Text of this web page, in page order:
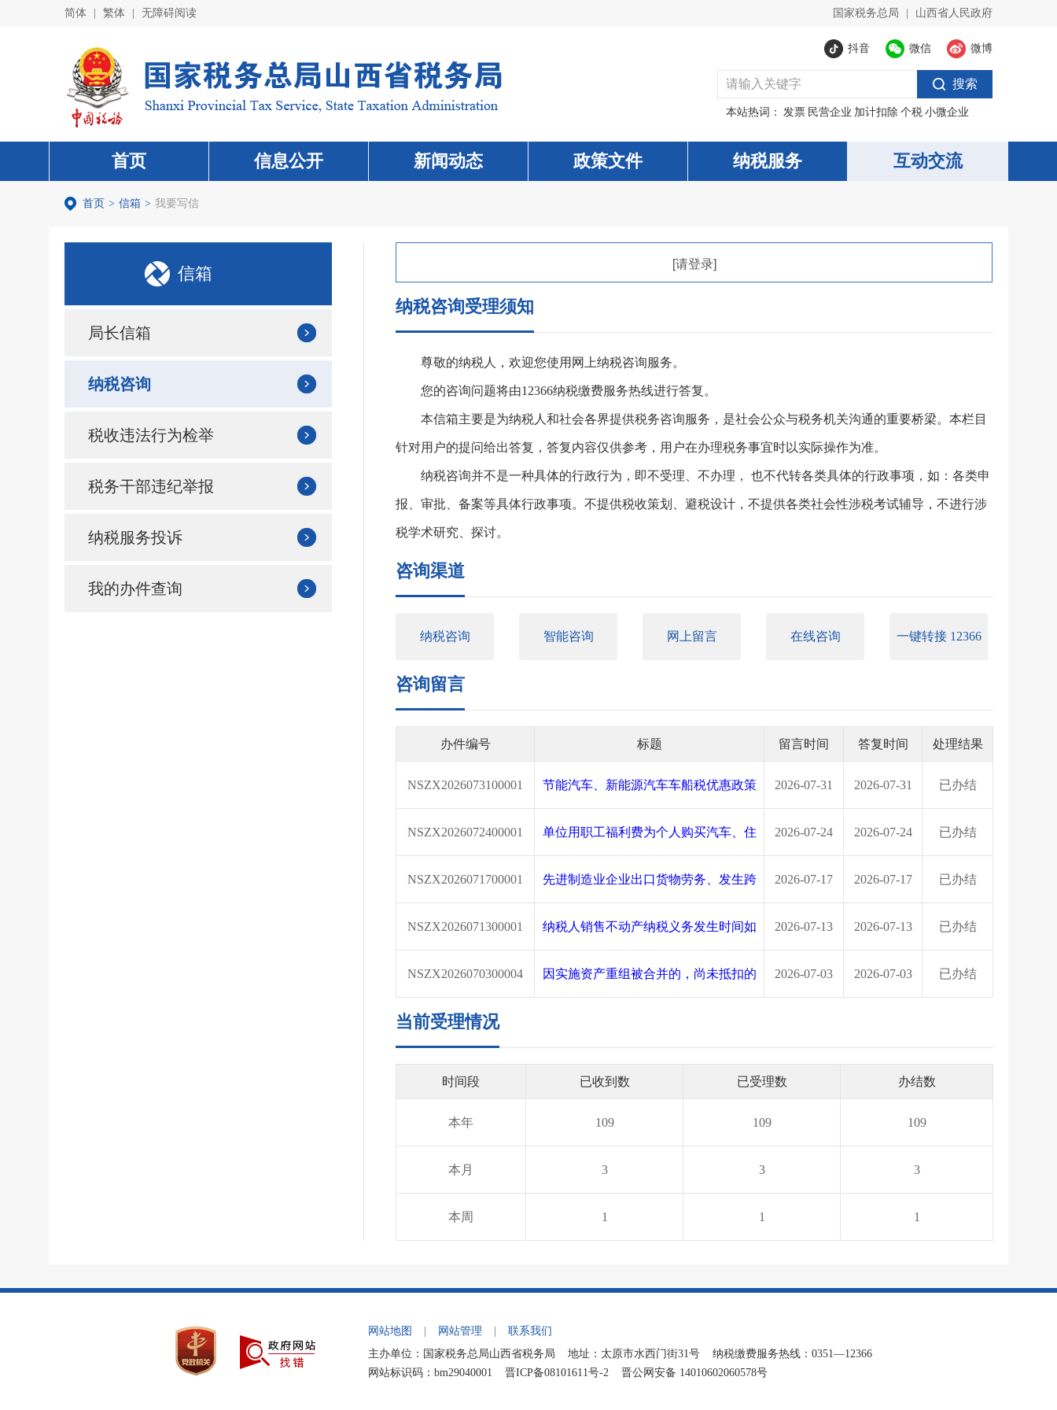
简体 繁体 无障碍阅读 国家税务总局 山西省人民政府
抖音 微信 微博
搜索
本站热词： 发票 民营企业 加计扣除 个税 小微企业
首页 信息公开 新闻动态 政策文件 纳税服务 互动交流
首页 > 信箱 > 我要写信
信箱
局长信箱
纳税咨询
税收违法行为检举
税务干部违纪举报
纳税服务投诉
我的办件查询
[请登录]
纳税咨询受理须知
尊敬的纳税人，欢迎您使用网上纳税咨询服务。
您的咨询问题将由12366纳税缴费服务热线进行答复。
本信箱主要是为纳税人和社会各界提供税务咨询服务，是社会公众与税务机关沟通的重要桥梁。本栏目
针对用户的提问给出答复，答复内容仅供参考，用户在办理税务事宜时以实际操作为准。
纳税咨询并不是一种具体的行政行为，即不受理、不办理， 也不代转各类具体的行政事项，如：各类申
报、审批、备案等具体行政事项。不提供税收策划、避税设计，不提供各类社会性涉税考试辅导，不进行涉
税学术研究、探讨。
咨询渠道
纳税咨询 智能咨询 网上留言 在线咨询 一键转接 12366
咨询留言
办件编号 标题 留言时间 答复时间 处理结果
NSZX2026073100001 节能汽车、新能源汽车车船税优惠政策 2026-07-31 2026-07-31 已办结
NSZX2026072400001 单位用职工福利费为个人购买汽车、住 2026-07-24 2026-07-24 已办结
NSZX2026071700001 先进制造业企业出口货物劳务、发生跨 2026-07-17 2026-07-17 已办结
NSZX2026071300001 纳税人销售不动产纳税义务发生时间如 2026-07-13 2026-07-13 已办结
NSZX2026070300004 因实施资产重组被合并的，尚未抵扣的 2026-07-03 2026-07-03 已办结
当前受理情况
时间段 已收到数 已受理数 办结数
本年 109 109 109
本月 3 3 3
本周 1 1 1
网站地图 网站管理
联系我们
主办单位：国家税务总局山西省税务局 地址：太原市水西门街31号 纳税缴费服务热线：0351—12366
网站标识码：bm29040001 晋ICP备08101611号-2 晋公网安备 14010602060578号